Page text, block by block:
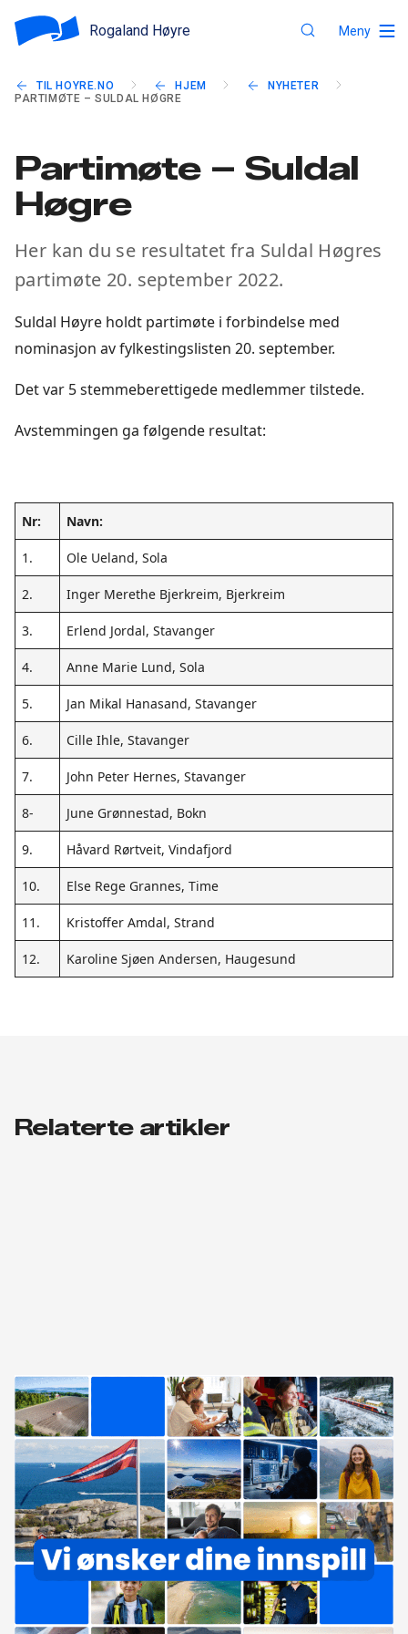
Rogaland Høyre Meny
TIL HOYRE.NO HJEM
NYHETER
PARTIMØTE – SULDAL HØGRE
Partimøte – Suldal
Høgre
Her kan du se resultatet fra Suldal Høgres
partimøte 20. september 2022.
Suldal Høyre holdt partimøte i forbindelse med
nominasjon av fylkestingslisten 20. september.
Det var 5 stemmeberettigede medlemmer tilstede.
Avstemmingen ga følgende resultat:
Nr: Navn:
1. Ole Ueland, Sola
2. Inger Merethe Bjerkreim, Bjerkreim
3. Erlend Jordal, Stavanger
4. Anne Marie Lund, Sola
5. Jan Mikal Hanasand, Stavanger
6. Cille Ihle, Stavanger
7. John Peter Hernes, Stavanger
8- June Grønnestad, Bokn
9. Håvard Rørtveit, Vindafjord
10. Else Rege Grannes, Time
11. Kristoffer Amdal, Strand
12. Karoline Sjøen Andersen, Haugesund
Relaterte artikler